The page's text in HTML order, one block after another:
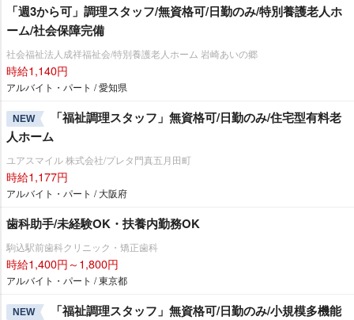
「週3から可」調理スタッフ/無資格可/日勤のみ/特別養護老人ホ
ーム/社会保障完備
社会福祉法人成祥福祉会/特別養護老人ホーム 岩崎あいの郷
時給1,140円
アルバイト・パート / 愛知県
NEW
「福祉調理スタッフ」無資格可/日勤のみ/住宅型有料老
人ホーム
ユアスマイル 株式会社/プレタ門真五月田町
時給1,177円
アルバイト・パート / 大阪府
歯科助手/未経験OK・扶養内勤務OK
駒込駅前歯科クリニック・矯正歯科
時給1,400円～1,800円
アルバイト・パート / 東京都
NEW
「福祉調理スタッフ」無資格可/日勤のみ/小規模多機能